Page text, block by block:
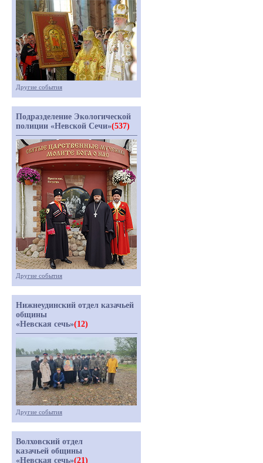
Другие события
Подразделение Экологической
полиции «Невской Сечи»(537)
Другие события
Нижнеудинский отдел казачьей
общины
«Невская сечь»(12)
Другие события
Волховский отдел
казачьей общины
«Невская сечь»(21)